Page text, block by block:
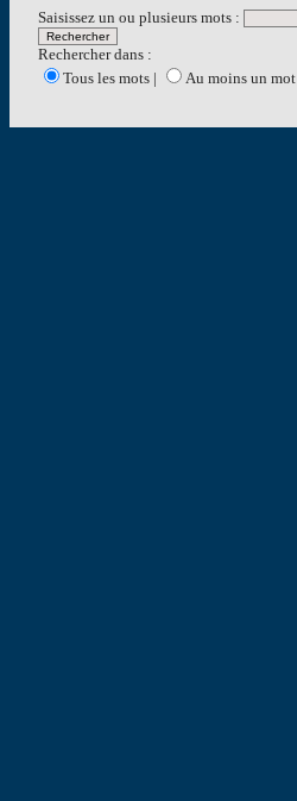
Saisissez un ou plusieurs mots :
Rechercher dans :
Tous les mots |
Au moins un mot